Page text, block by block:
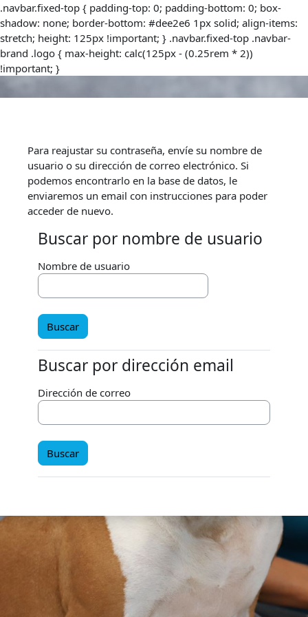
.navbar.fixed-top { padding-top: 0; padding-bottom: 0; box-
shadow: none; border-bottom: #dee2e6 1px solid; align-items:
stretch; height: 125px !important; } .navbar.fixed-top .navbar-
brand .logo { max-height: calc(125px - (0.25rem * 2))
!important; }
Para reajustar su contraseña, envíe su nombre de
usuario o su dirección de correo electrónico. Si
podemos encontrarlo en la base de datos, le
enviaremos un email con instrucciones para poder
acceder de nuevo.
Buscar por nombre de usuario
Buscar por nombre de usuario
Nombre de usuario
Buscar por dirección email
Buscar por dirección email
Dirección de correo